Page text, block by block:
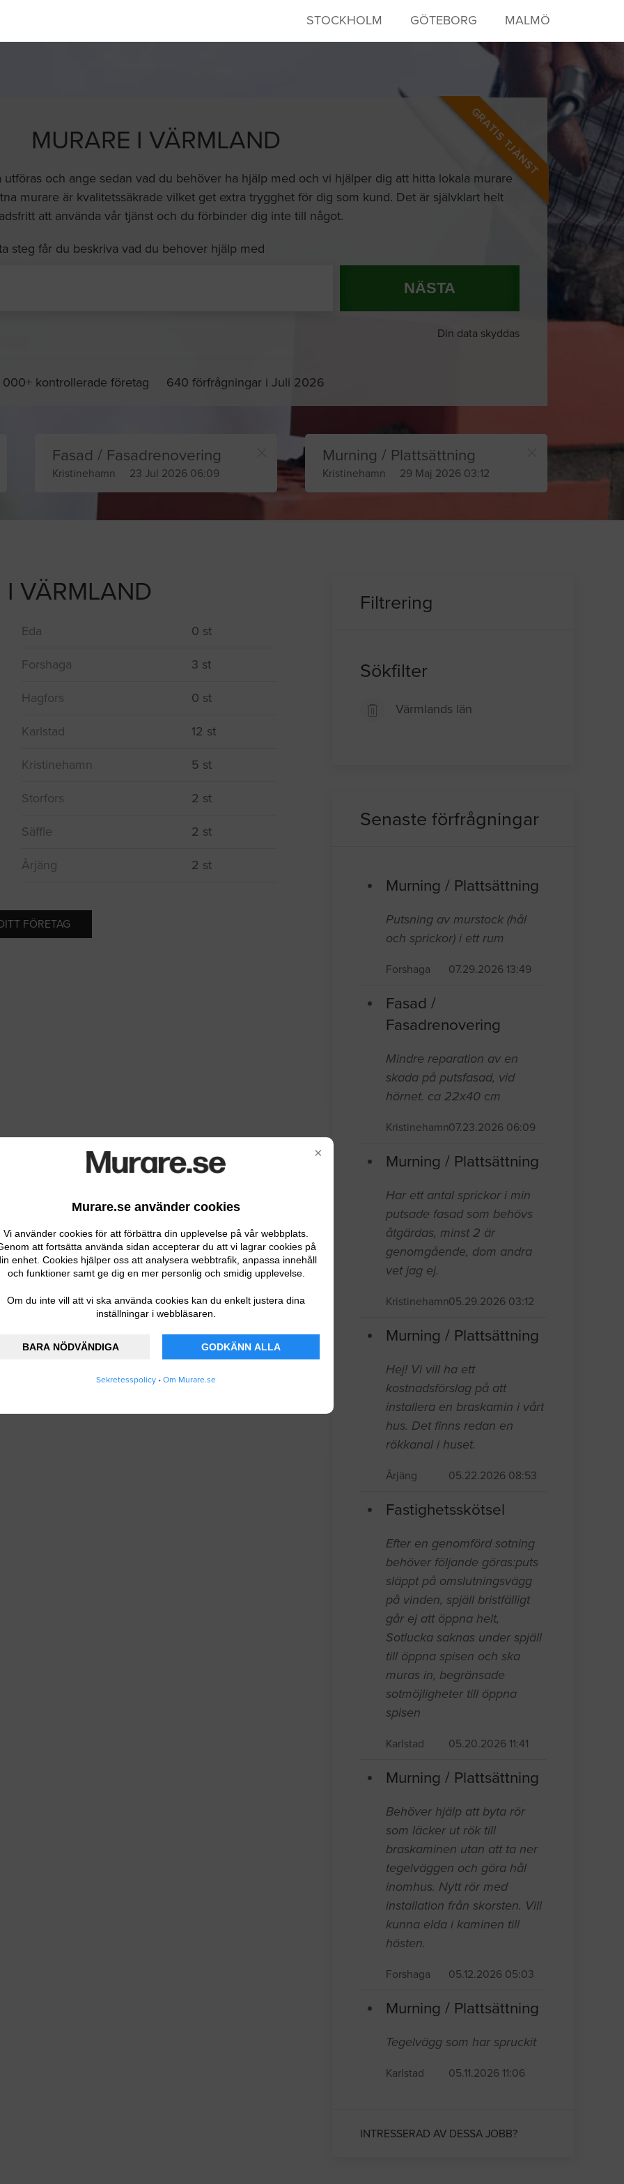
×
Murare.se använder cookies
Vi använder cookies för att förbättra din upplevelse på vår webbplats.
att fortsätta använda sidan accepterar du att vi lagrar cookies på
enhet. Cookies hjälper oss att analysera webbtrafik, anpassa innehåll
och funktioner samt ge dig en mer personlig och smidig upplevelse.
Om du inte vill att vi ska använda cookies kan du enkelt justera dina
inställningar i webbläsaren.
BARA NÖDVÄNDIGA GODKÄNN ALLA
Sekretesspolicy • Om Murare.se
STOCKHOLM GÖTEBORG MALMÖ
GRATIS TJÄNST
MURARE I VÄRMLAND
och ange sedan vad du behöver ha hjälp med och vi hjälper dig att hitta lokala murare
murare är kvalitetssäkrade vilket get extra trygghet för dig som kund. Det är självklart helt
att använda vår tjänst och du förbinder dig inte till något.
steg får du beskriva vad du behover hjälp med
NÄSTA
Din data skyddas
000+ kontrollerade företag 640 förfrågningar i Juli 2026
Fasad / Fasadrenovering
Kristinehamn 23 Jul 2026 06:09
Murning / Plattsättning
Kristinehamn 29 Maj 2026 03:12
VÄRMLAND
Eda 0 st
Forshaga 3 st
Hagfors 0 st
Karlstad 12 st
Kristinehamn 5 st
Storfors 2 st
Säffle 2 st
Årjäng 2 st
FÖRETAG
Filtrering
Sökfilter
Värmlands län
Senaste förfrågningar
Murning / Plattsättning
Putsning av murstock (hål
och sprickor) i ett rum
Forshaga 07.29.2026 13:49
Fasad /
Fasadrenovering
Mindre reparation av en
skada på putsfasad, vid
hörnet. ca 22x40 cm
Kristinehamn07.23.2026 06:09
Murning / Plattsättning
Har ett antal sprickor i min
putsade fasad som behövs
åtgärdas, minst 2 är
genomgående, dom andra
vet jag ej.
Kristinehamn05.29.2026 03:12
Murning / Plattsättning
Hej! Vi vill ha ett
kostnadsförslag på att
installera en braskamin i vårt
hus. Det finns redan en
rökkanal i huset.
Årjäng 05.22.2026 08:53
Fastighetsskötsel
Efter en genomförd sotning
behöver följande göras:puts
släppt på omslutningsvägg
på vinden, spjäll bristfälligt
går ej att öppna helt,
Sotlucka saknas under spjäll
till öppna spisen och ska
muras in, begränsade
sotmöjligheter till öppna
spisen
Karlstad 05.20.2026 11:41
Murning / Plattsättning
Behöver hjälp att byta rör
som läcker ut rök till
braskaminen utan att ta ner
tegelväggen och göra hål
inomhus. Nytt rör med
installation från skorsten. Vill
kunna elda i kaminen till
hösten.
Forshaga 05.12.2026 05:03
Murning / Plattsättning
Tegelvägg som har spruckit
Karlstad 05.11.2026 11:06
INTRESSERAD AV DESSA JOBB?